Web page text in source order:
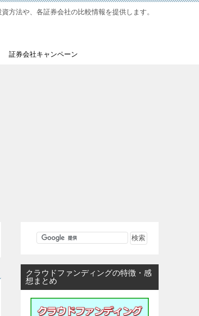
方法や、各証券会社の比較情報を提供します。
証券会社キャンペーン
クラウドファンディングの特徴・感
想まとめ